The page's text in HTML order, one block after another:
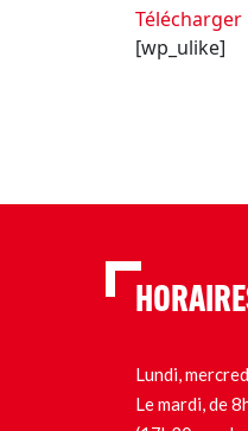
Télécharger
[wp_ulike]
Lundi,
Le mardi, de